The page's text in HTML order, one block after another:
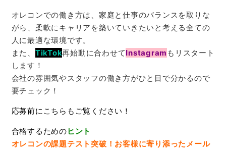
オレコンでの働き方は、家庭と仕事のバランスを取りな
がら、柔軟にキャリアを築いていきたいと考える全ての
人に最適な環境です。
また、 TikTok再始動に合わせてInstagram もリスタート
します！
会社の雰囲気やスタッフの働き方がひと目で分かるので
要チェック！
応募前にこちらもご覧ください！
合格するための ヒント
オレコンの課題テスト突破！お客様に寄り添ったメール